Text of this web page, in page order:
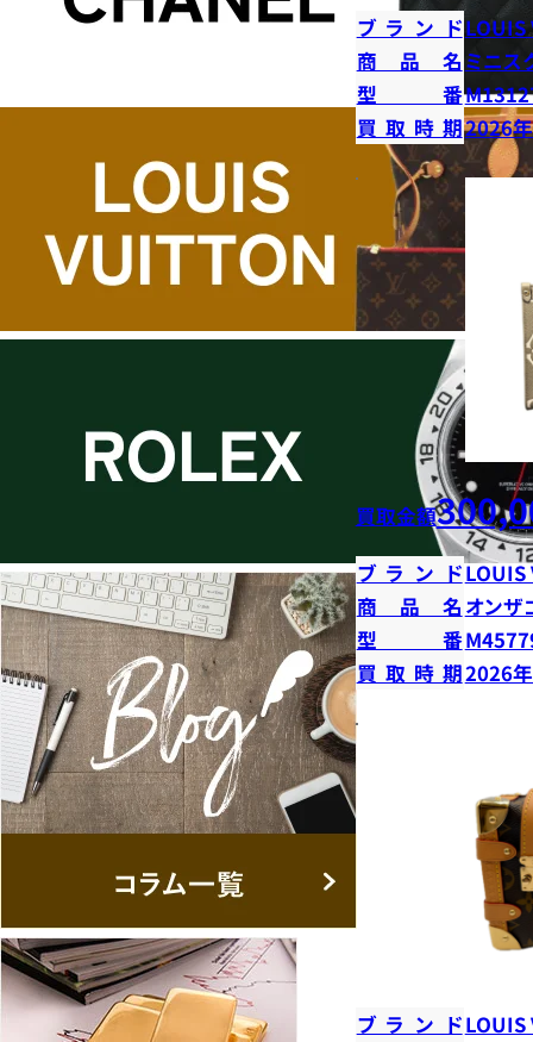
ブランドLOUIS
商品名 ミニス
型番
買取時期2026
買取金額
ブランドLOUIS
商品名 オンザ
型番
買取時期2026
ブランドLOUIS